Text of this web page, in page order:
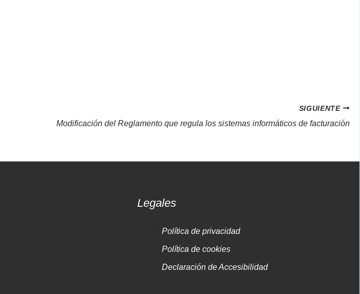
SIGUIENTE
Modificación del Reglamento que regula los sistemas informáticos de facturación
Legales
Política de privacidad
Política de cookies
Declaración de Accesibilidad